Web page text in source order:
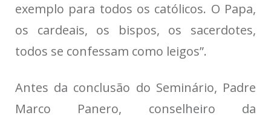
exemplo para todos os católicos. O Papa,
os cardeais, os bispos, os sacerdotes,
todos se confessam como leigos”.
Antes da conclusão do Seminário, Padre
Marco Panero, conselheiro da